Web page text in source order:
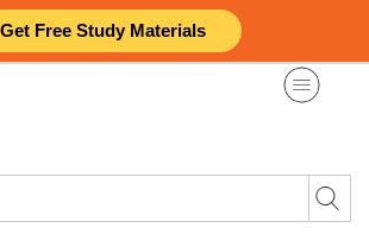
Get Free Study Materials